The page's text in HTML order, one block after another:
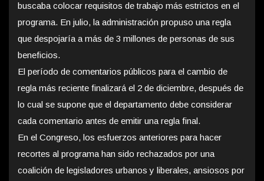
buscaba colocar requisitos de trabajo más estrictos en el
programa. En julio, la administración propuso una regla
que despojaría a más de 3 millones de personas de sus
beneficios.
El período de comentarios públicos para el cambio de
regla más reciente finalizará el 2 de diciembre, después de
lo cual se supone que el departamento debe considerar
cada comentario antes de emitir una regla final.
En el Congreso, los esfuerzos anteriores para hacer
recortes al programa han sido rechazados por una
coalición de legisladores urbanos y liberales, ansiosos por